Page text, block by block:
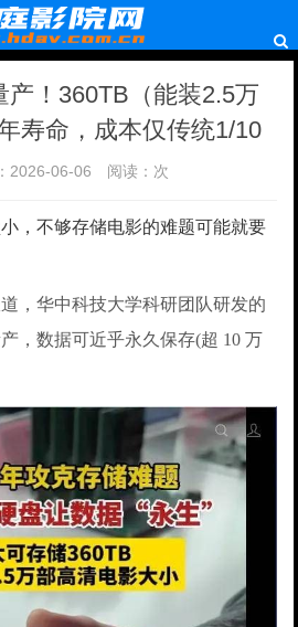
产！360TB（能装2.5万
寿命，成本仅传统1/10
2026-06-06 阅读： 次
，不够存储电影的难题可能就要
，华中科技大学科研团队研发的
，数据可近乎永久保存(超 10 万